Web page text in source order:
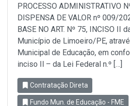
PROCESSO ADMINISTRATIVO
DISPENSA DE VALOR nº 009/
BASE NO ART. Nº 75, INCISO II
Município de Limoeiro/PE,
Municipal de Educação, em
inciso Il – da Lei Federal n.º […]
Contratação Direta
Fundo Mun. de Educação - FME